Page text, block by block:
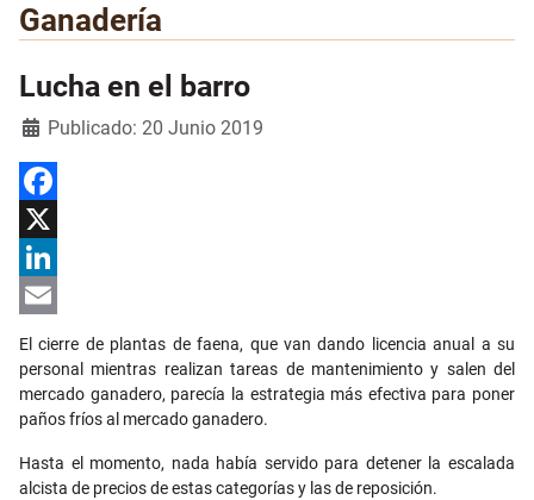
Ganadería
Lucha en el barro
Detalles
Publicado: 20 Junio 2019
Facebook
X
LinkedIn
Email
El cierre de plantas de faena, que van dando licencia anual a su
personal mientras realizan tareas de mantenimiento y salen del
mercado ganadero, parecía la estrategia más efectiva para poner
paños fríos al mercado ganadero.
Hasta el momento, nada había servido para detener la escalada
alcista de precios de estas categorías y las de reposición.